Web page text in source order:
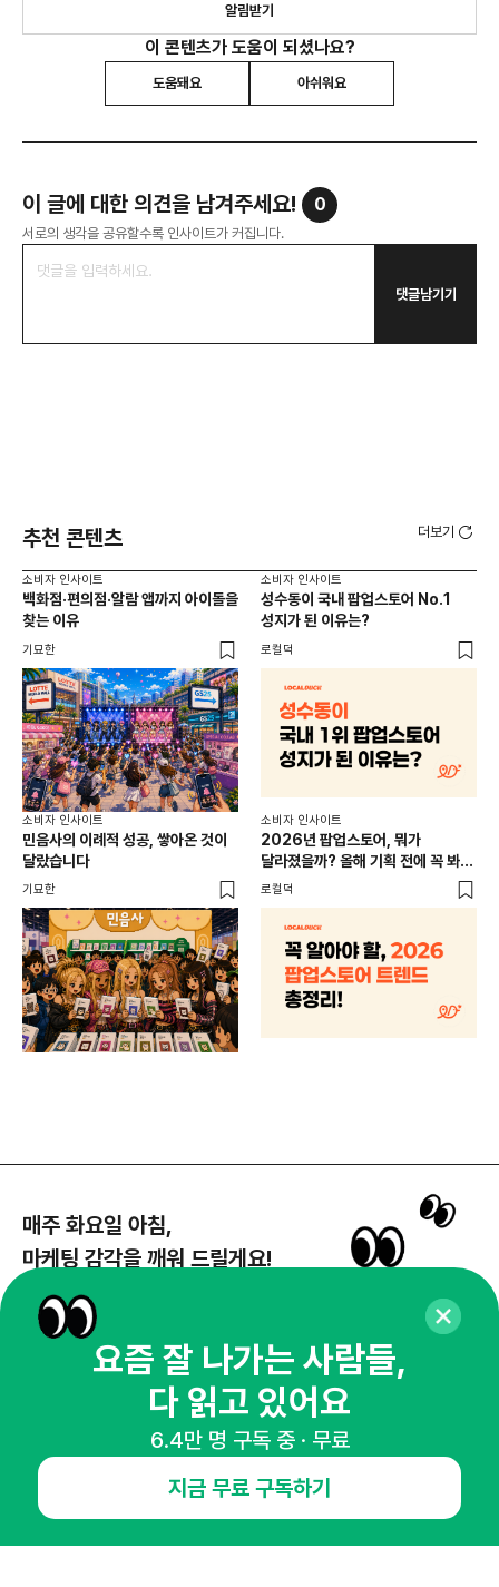
알림받기
이 콘텐츠가 도움이 되셨나요?
도움돼요 아쉬워요
이 글에 대한 의견을 남겨주세요! 0
서로의 생각을 공유할수록 인사이트가 커집니다.
댓글남기기
추천 콘텐츠 더보기
소비자 인사이트
백화점·편의점·알람 앱까지 아이돌을
찾는 이유
기묘한
소비자 인사이트
성수동이 국내 팝업스토어 No.1
성지가 된 이유는?
로컬덕
소비자 인사이트
민음사의 이례적 성공, 쌓아온 것이
달랐습니다
기묘한
소비자 인사이트
2026년 팝업스토어, 뭐가
달라졌을까? 올해 기획 전에 꼭 봐야
할 트렌드 4가지
로컬덕
매주 화요일 아침,
마케팅 감각을 깨워 드릴게요!
뉴스레터 구독하기
오픈애즈란
요즘 잘 나가는 사람들,
다 읽고 있어요
6.4만 명 구독 중 · 무료
지금 무료 구독하기